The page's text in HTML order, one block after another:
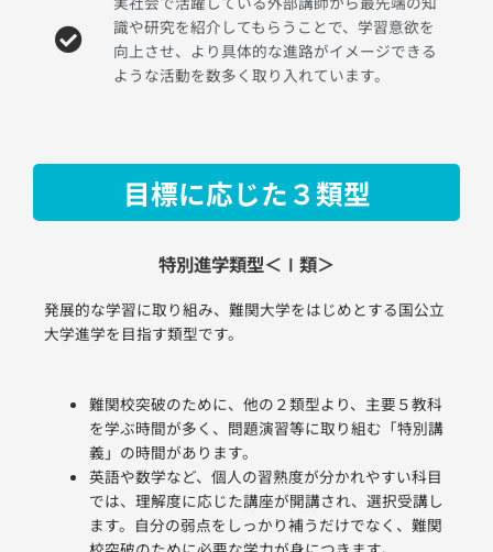
識や研究を紹介してもらうことで、学習意欲を
向上させ、より具体的な進路がイメージできる
ような活動を数多く取り入れています。
目標に応じた３類型
特別進学類型＜Ⅰ類＞
発展的な学習に取り組み、難関大学をはじめとする国公立
大学進学を目指す類型です。
難関校突破のために、他の２類型より、主要５教科
を学ぶ時間が多く、問題演習等に取り組む「特別講
義」の時間があります。
英語や数学など、個人の習熟度が分かれやすい科目
では、理解度に応じた講座が開講され、選択受講し
ます。自分の弱点をしっかり補うだけでなく、難関